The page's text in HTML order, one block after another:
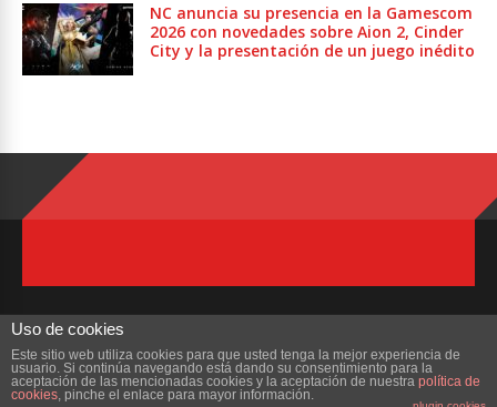
NC anuncia su presencia en la Gamescom
2026 con novedades sobre Aion 2, Cinder
City y la presentación de un juego inédito
Copyright © 2023 ZonaMMORPG.com. Todos los derechos reservados
Uso de cookies
Este sitio web utiliza cookies para que usted tenga la mejor experiencia de
usuario. Si continúa navegando está dando su consentimiento para la
aceptación de las mencionadas cookies y la aceptación de nuestra política de
cookies, pinche el enlace para mayor información.